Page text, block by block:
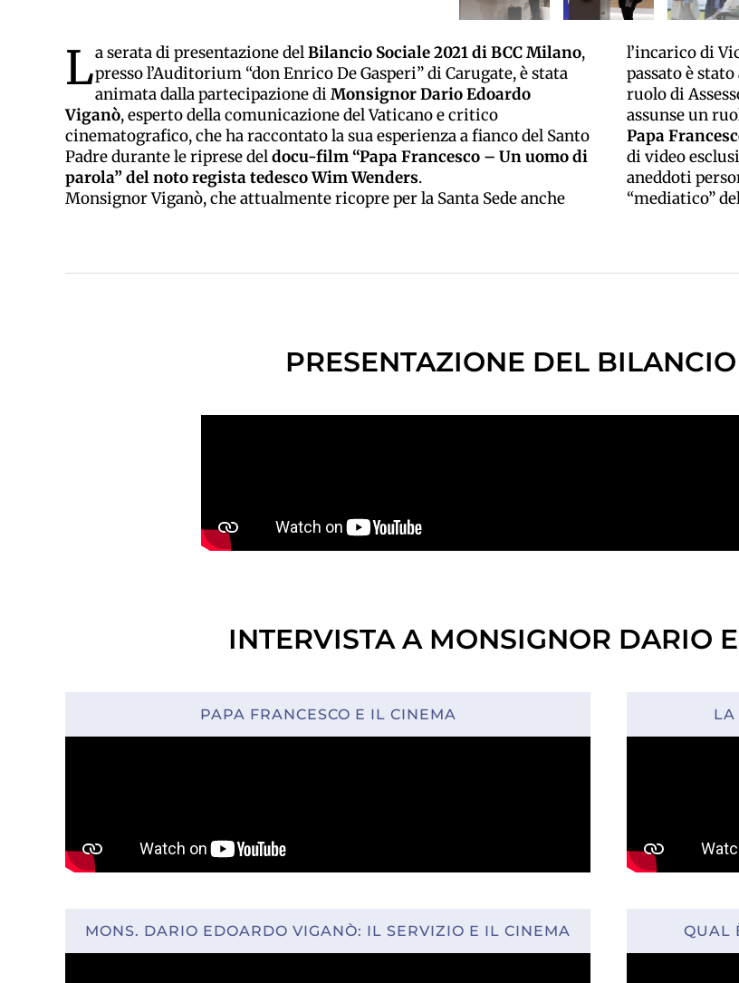
Laserata di presentazione delBilancio Sociale 2021 di BCC Milano,
pressol’Auditorium “don Enrico De Gasperi” di Carugate, è stata
animata dalla partecipazione di Monsignor Dario Edoardo
Viganò, esperto della comunicazione del Vaticano e critico
cinematografico, che ha raccontato la sua esperienza a fianco del Santo
Padre durante le riprese deldocu-film “Papa Francesco – Un uomo di
parola” del noto regista tedesco Wim Wenders.
Monsignor Viganò, che attualmente ricopre per la Santa Sede anche
l’incarico di
passato è
ruolo di
assunse un
Papa
di video
aneddoti
“mediatico”
PRESENTAZIONE DEL
INTERVISTA A MONSIGNOR DARIO
PAPA FRANCESCO E IL CINEMA LA
MONS. DARIO EDOARDO VIGANÒ: IL SERVIZIO E IL CINEMA QUAL